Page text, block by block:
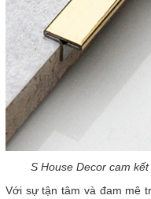
S House Decor cam
Với sự tận tâm và đam mê